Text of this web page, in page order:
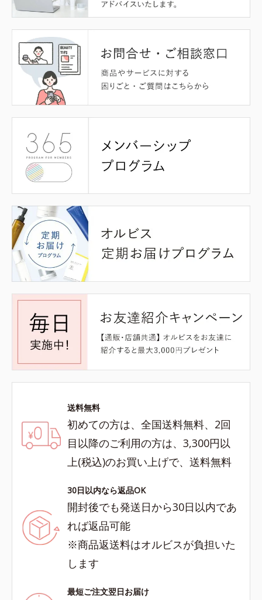
送料無料
初めての方は、全国送料無料、2回
目以降のご利用の方は、3,300円以
上(税込)のお買い上げで、送料無料
30日以内なら返品OK
開封後でも発送日から30日以内であ
れば返品可能
※商品返送料はオルビスが負担いた
します
最短ご注文翌日お届け